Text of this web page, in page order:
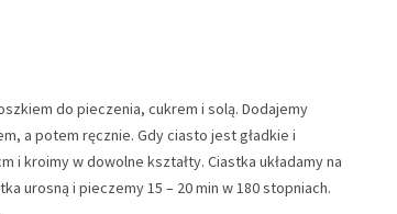
do pieczenia, cukrem i solą. Dodajemy
a potem ręcznie. Gdy ciasto jest gładkie i
i kroimy w dowolne kształty. Ciastka układamy na
urosną i pieczemy 15 – 20 min w 180 stopniach.